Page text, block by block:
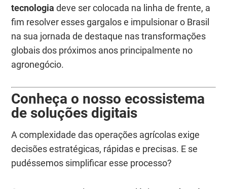
tecnologia deve ser colocada na linha de frente, a
fim resolver esses gargalos e impulsionar o Brasil
na sua jornada de destaque nas transformações
globais dos próximos anos principalmente no
agronegócio.
Conheça o nosso ecossistema
de soluções digitais
A complexidade das operações agrícolas exige
decisões estratégicas, rápidas e precisas. E se
pudéssemos simplificar esse processo?